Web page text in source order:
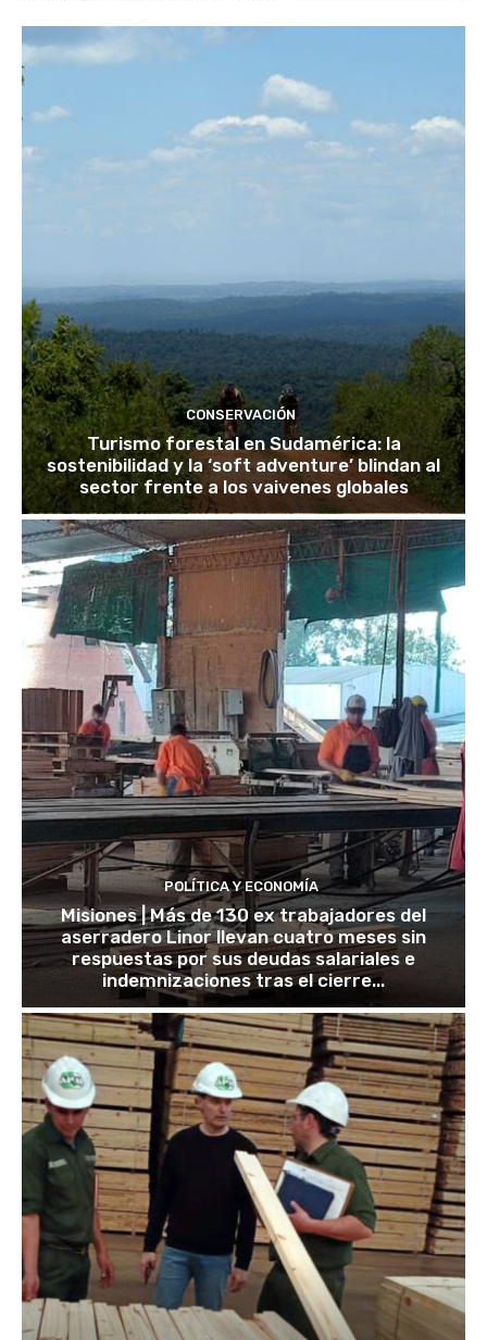
CONSERVACIÓN
Turismo forestal en Sudamérica: la
sostenibilidad y la ‘soft adventure’ blindan al
sector frente a los vaivenes globales
POLÍTICA Y ECONOMÍA
Misiones | Más de 130 ex trabajadores del
aserradero Linor llevan cuatro meses sin
respuestas por sus deudas salariales e
indemnizaciones tras el cierre...